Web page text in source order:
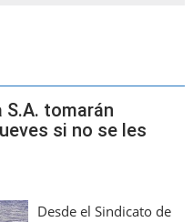
tomarán
si no se les
Desde el Sindicato de